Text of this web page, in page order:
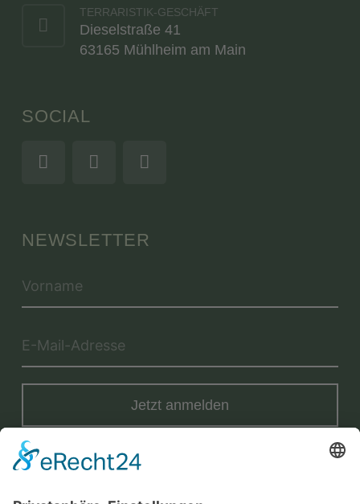
TERRARISTIK-GESCHÄFT
Dieselstraße 41
63165 Mühlheim am Main
SOCIAL
NEWSLETTER
Jetzt anmelden